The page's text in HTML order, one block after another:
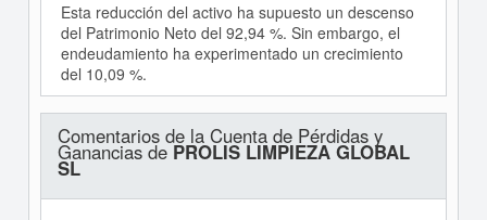
Esta reducción del activo ha supuesto un descenso
del Patrimonio Neto del 92,94 %. Sin embargo, el
endeudamiento ha experimentado un crecimiento
del 10,09 %.
Comentarios de la Cuenta de Pérdidas y
Ganancias dePROLIS LIMPIEZA GLOBAL
SL